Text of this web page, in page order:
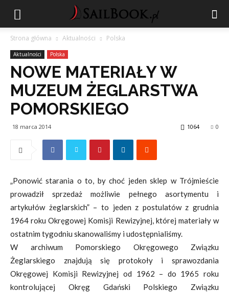
Strona główna Aktualności Polska
Aktualności Polska
NOWE MATERIAŁY W
MUZEUM ŻEGLARSTWA
POMORSKIEGO
18 marca 2014 0
1064
„Ponowić starania o to, by choć jeden sklep w Trójmieście
prowadził sprzedaż możliwie pełnego asortymentu i
artykułów żeglarskich” – to jeden z postulatów z grudnia
1964 roku Okręgowej Komisji Rewizyjnej, której materiały w
ostatnim tygodniu skanowaliśmy i udostępnialiśmy.
W archiwum Pomorskiego Okręgowego Związku
Żeglarskiego znajdują się protokoły i sprawozdania
Okręgowej Komisji Rewizyjnej od 1962 – do 1965 roku
kontrolującej Okręg Gdański Polskiego Związku